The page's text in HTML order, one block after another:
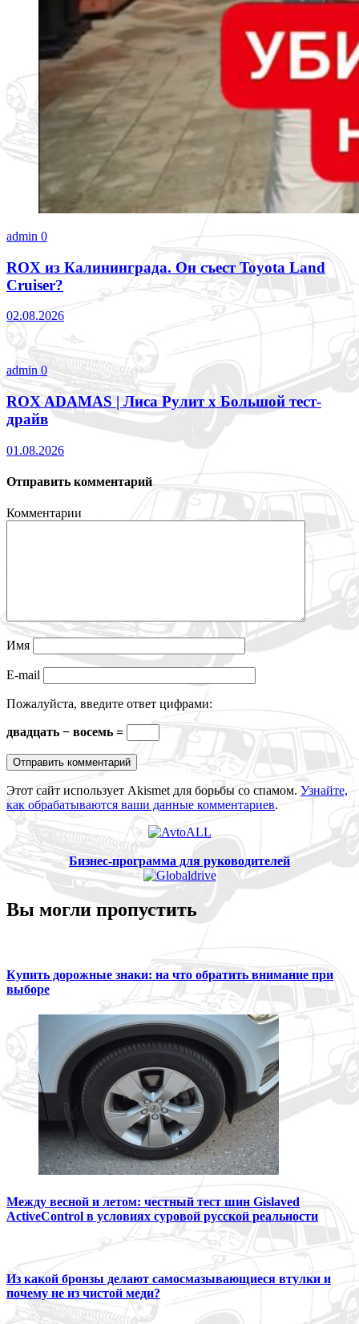
admin 0
ROX из Калининграда. Он съест Toyota Land
Cruiser?
02.08.2026
admin 0
ROX ADAMAS | Лиса Рулит х Большой тест-
драйв
01.08.2026
Отправить комментарий
Комментарии
Имя
E-mail
Пожалуйста, введите ответ цифрами:
двадцать − восемь =
Этот сайт использует Akismet для борьбы со спамом. Узнайте,
как обрабатываются ваши данные комментариев.
Бизнес-программа для руководителей
Вы могли пропустить
Купить дорожные знаки: на что обратить внимание при
выборе
Между весной и летом: честный тест шин Gislaved
ActiveControl в условиях суровой русской реальности
Из какой бронзы делают самосмазывающиеся втулки и
почему не из чистой меди?